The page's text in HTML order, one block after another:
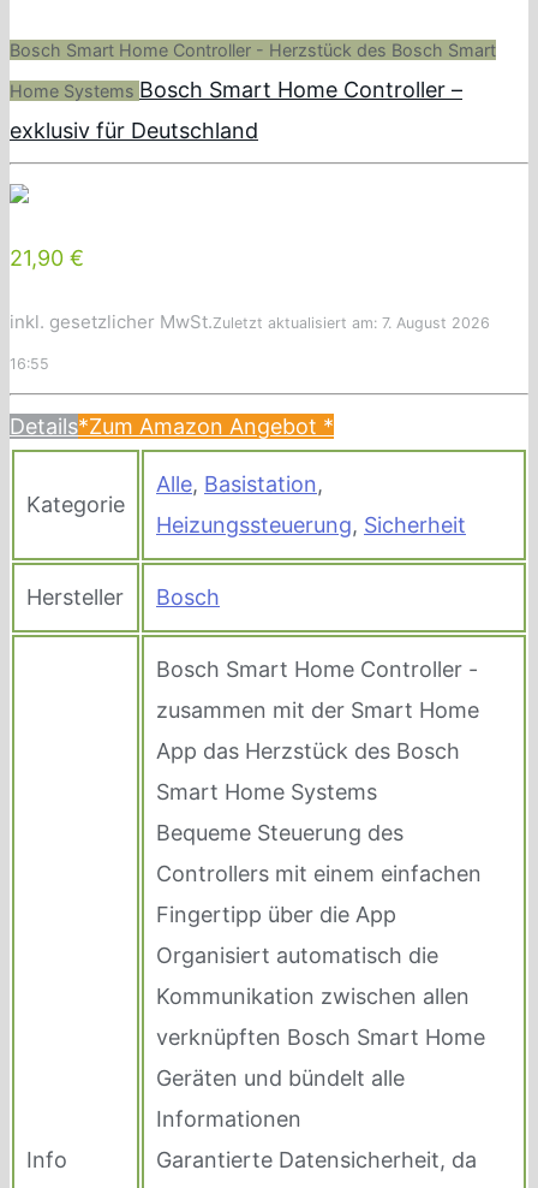
Bosch Smart Home Controller - Herzstück des Bosch Smart
Home Systems Bosch Smart Home Controller –
exklusiv für Deutschland
21,90 €
inkl. gesetzlicher MwSt.Zuletzt aktualisiert am: 7. August 2026
16:55
Details*Zum Amazon Angebot *
Kategorie
Alle, Basistation,
Heizungssteuerung, Sicherheit
Hersteller Bosch
Info
Bosch Smart Home Controller -
zusammen mit der Smart Home
App das Herzstück des Bosch
Smart Home Systems
Bequeme Steuerung des
Controllers mit einem einfachen
Fingertipp über die App
Organisiert automatisch die
Kommunikation zwischen allen
verknüpften Bosch Smart Home
Geräten und bündelt alle
Informationen
Garantierte Datensicherheit, da